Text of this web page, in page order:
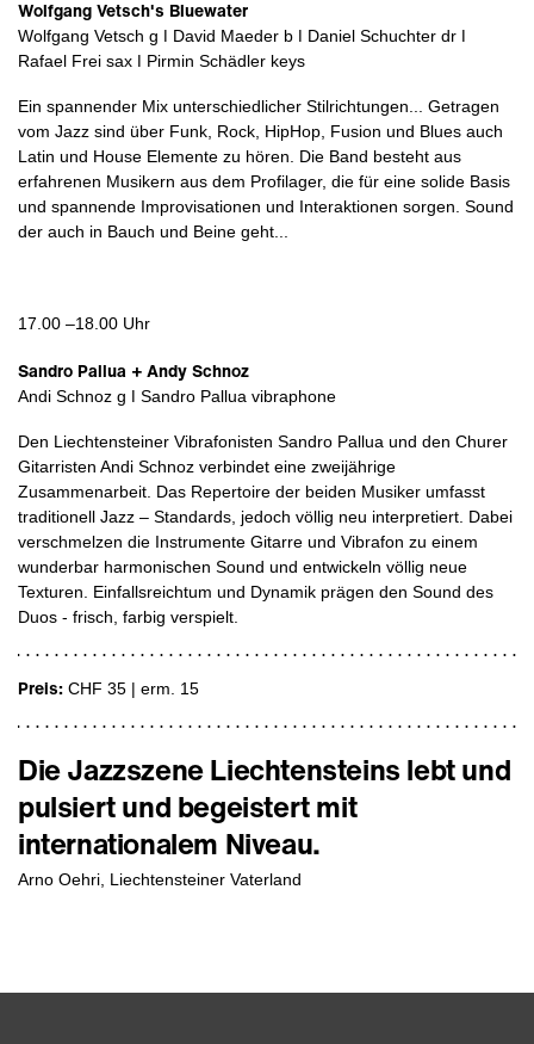
Wolfgang Vetsch's Bluewater
Wolfgang Vetsch g ǀ David Maeder b ǀ Daniel Schuchter dr ǀ
Rafael Frei sax ǀ Pirmin Schädler keys
Ein spannender Mix unterschiedlicher Stilrichtungen... Getragen
vom Jazz sind über Funk, Rock, HipHop, Fusion und Blues auch
Latin und House Elemente zu hören. Die Band besteht aus
erfahrenen Musikern aus dem Profilager, die für eine solide Basis
und spannende Improvisationen und Interaktionen sorgen. Sound
der auch in Bauch und Beine geht...
17.00 –18.00 Uhr
Sandro Pallua + Andy Schnoz
Andi Schnoz g ǀ Sandro Pallua vibraphone
Den Liechtensteiner Vibrafonisten Sandro Pallua und den Churer
Gitarristen Andi Schnoz verbindet eine zweijährige
Zusammenarbeit. Das Repertoire der beiden Musiker umfasst
traditionell Jazz – Standards, jedoch völlig neu interpretiert. Dabei
verschmelzen die Instrumente Gitarre und Vibrafon zu einem
wunderbar harmonischen Sound und entwickeln völlig neue
Texturen. Einfallsreichtum und Dynamik prägen den Sound des
Duos - frisch, farbig verspielt.
Preis: CHF 35 | erm. 15
Die Jazzszene Liechtensteins lebt und
pulsiert und begeistert mit
internationalem Niveau.
Arno Oehri, Liechtensteiner Vaterland